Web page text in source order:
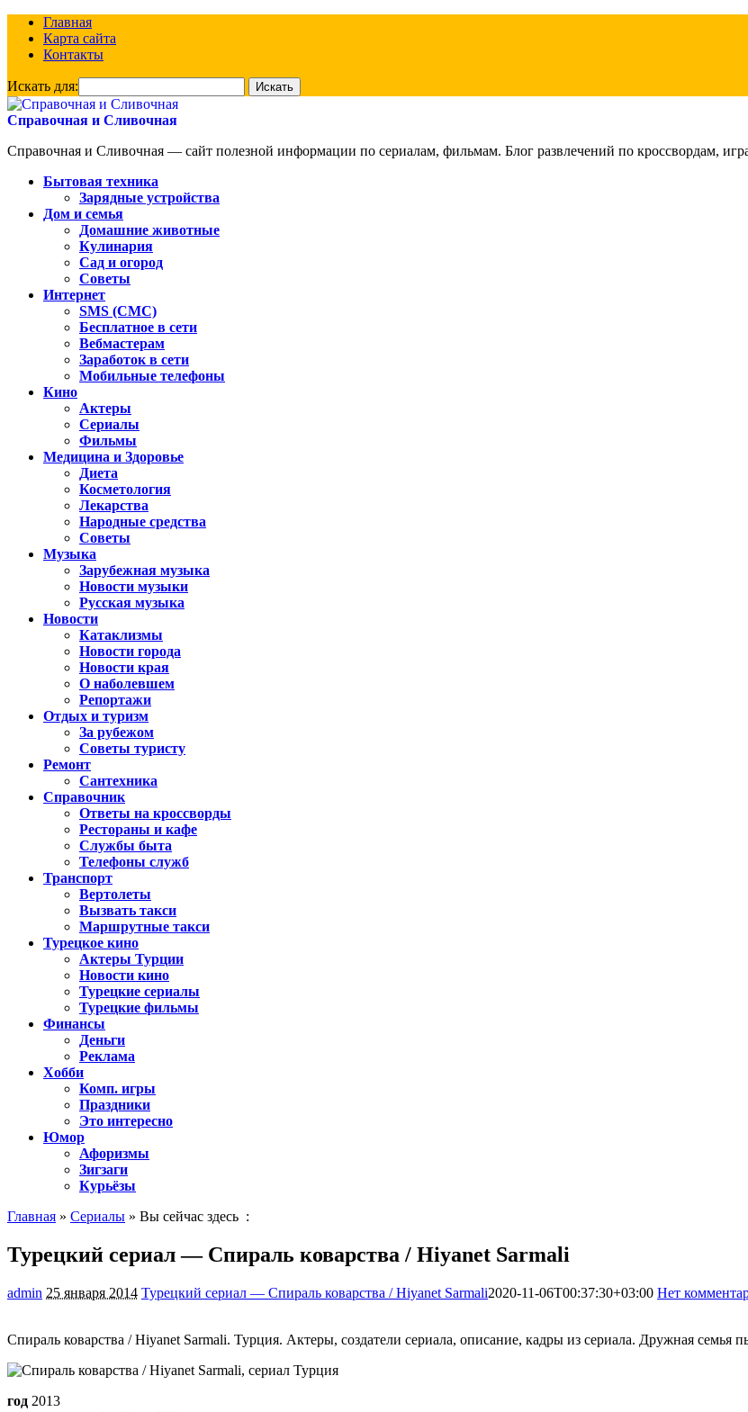
Главная
Карта сайта
Контакты
Искать для:
Справочная и Сливочная
Справочная и Сливочная — сайт полезной информации по сериалам, фильмам. Блог развлечений по кроссвордам,
Бытовая техника
Зарядные устройства
Дом и семья
Домашние животные
Кулинария
Сад и огород
Советы
Интернет
SMS (СМС)
Бесплатное в сети
Вебмастерам
Заработок в сети
Мобильные телефоны
Кино
Актеры
Сериалы
Фильмы
Медицина и Здоровье
Диета
Косметология
Лекарства
Народные средства
Советы
Музыка
Зарубежная музыка
Новости музыки
Русская музыка
Новости
Катаклизмы
Новости города
Новости края
О наболевшем
Репортажи
Отдых и туризм
За рубежом
Советы туристу
Ремонт
Сантехника
Справочник
Ответы на кроссворды
Рестораны и кафе
Службы быта
Телефоны служб
Транспорт
Вертолеты
Вызвать такси
Маршрутные такси
Турецкое кино
Актеры Турции
Новости кино
Турецкие сериалы
Турецкие фильмы
Финансы
Деньги
Реклама
Хобби
Комп. игры
Праздники
Это интересно
Юмор
Афоризмы
Зигзаги
Курьёзы
Главная » Сериалы » Вы сейчас здесь :
Турецкий сериал — Спираль коварства / Hiyanet Sarmali
admin 25 января 2014 Турецкий сериал — Спираль коварства / Hiyanet Sarmali2020-11-06T00:37:30+03:00 Нет
Спираль коварства / Hiyanet Sarmali. Турция. Актеры, создатели сериала, описание, кадры из сериала. Дружная семья
год 2013